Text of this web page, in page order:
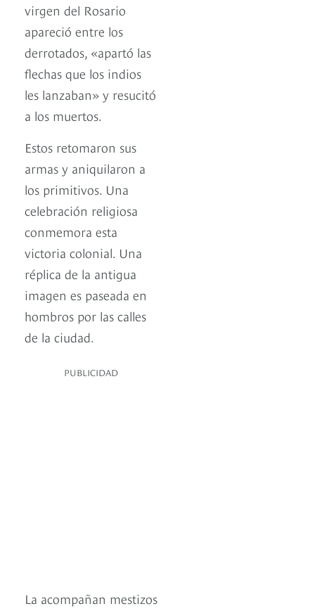
virgen del Rosario
apareció entre los
derrotados, «apartó las
flechas que los indios
les lanzaban» y resucitó
a los muertos.
Estos retomaron sus
armas y aniquilaron a
los primitivos. Una
celebración religiosa
conmemora esta
victoria colonial. Una
réplica de la antigua
imagen es paseada en
hombros por las calles
de la ciudad.
PUBLICIDAD
La acompañan mestizos